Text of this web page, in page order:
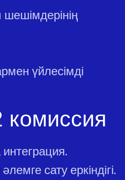
үйлесімді
комиссия
сату еркіндігі.